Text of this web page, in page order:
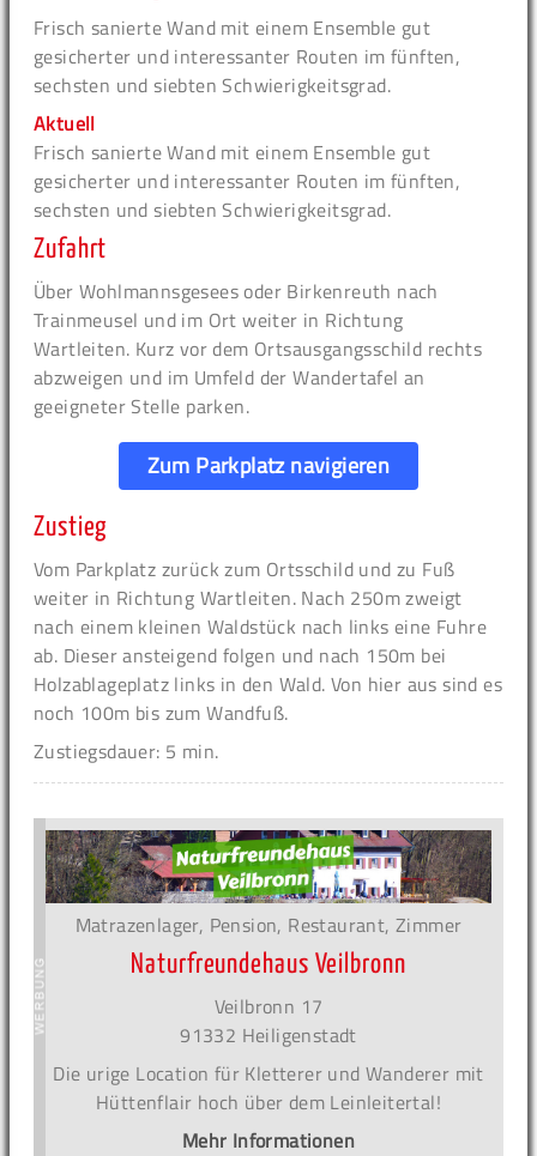
Frisch sanierte Wand mit einem Ensemble gut
gesicherter und interessanter Routen im fünften,
sechsten und siebten Schwierigkeitsgrad.
Aktuell
Frisch sanierte Wand mit einem Ensemble gut
gesicherter und interessanter Routen im fünften,
sechsten und siebten Schwierigkeitsgrad.
Zufahrt
Über Wohlmannsgesees oder Birkenreuth nach
Trainmeusel und im Ort weiter in Richtung
Wartleiten. Kurz vor dem Ortsausgangsschild rechts
abzweigen und im Umfeld der Wandertafel an
geeigneter Stelle parken.
Zum Parkplatz navigieren
Zustieg
Vom Parkplatz zurück zum Ortsschild und zu Fuß
weiter in Richtung Wartleiten. Nach 250m zweigt
nach einem kleinen Waldstück nach links eine Fuhre
ab. Dieser ansteigend folgen und nach 150m bei
Holzablageplatz links in den Wald. Von hier aus sind es
noch 100m bis zum Wandfuß.
Zustiegsdauer: 5 min.
Matrazenlager, Pension, Restaurant, Zimmer
Naturfreundehaus Veilbronn
Veilbronn 17
91332 Heiligenstadt
Die urige Location für Kletterer und Wanderer mit
Hüttenflair hoch über dem Leinleitertal!
Mehr Informationen